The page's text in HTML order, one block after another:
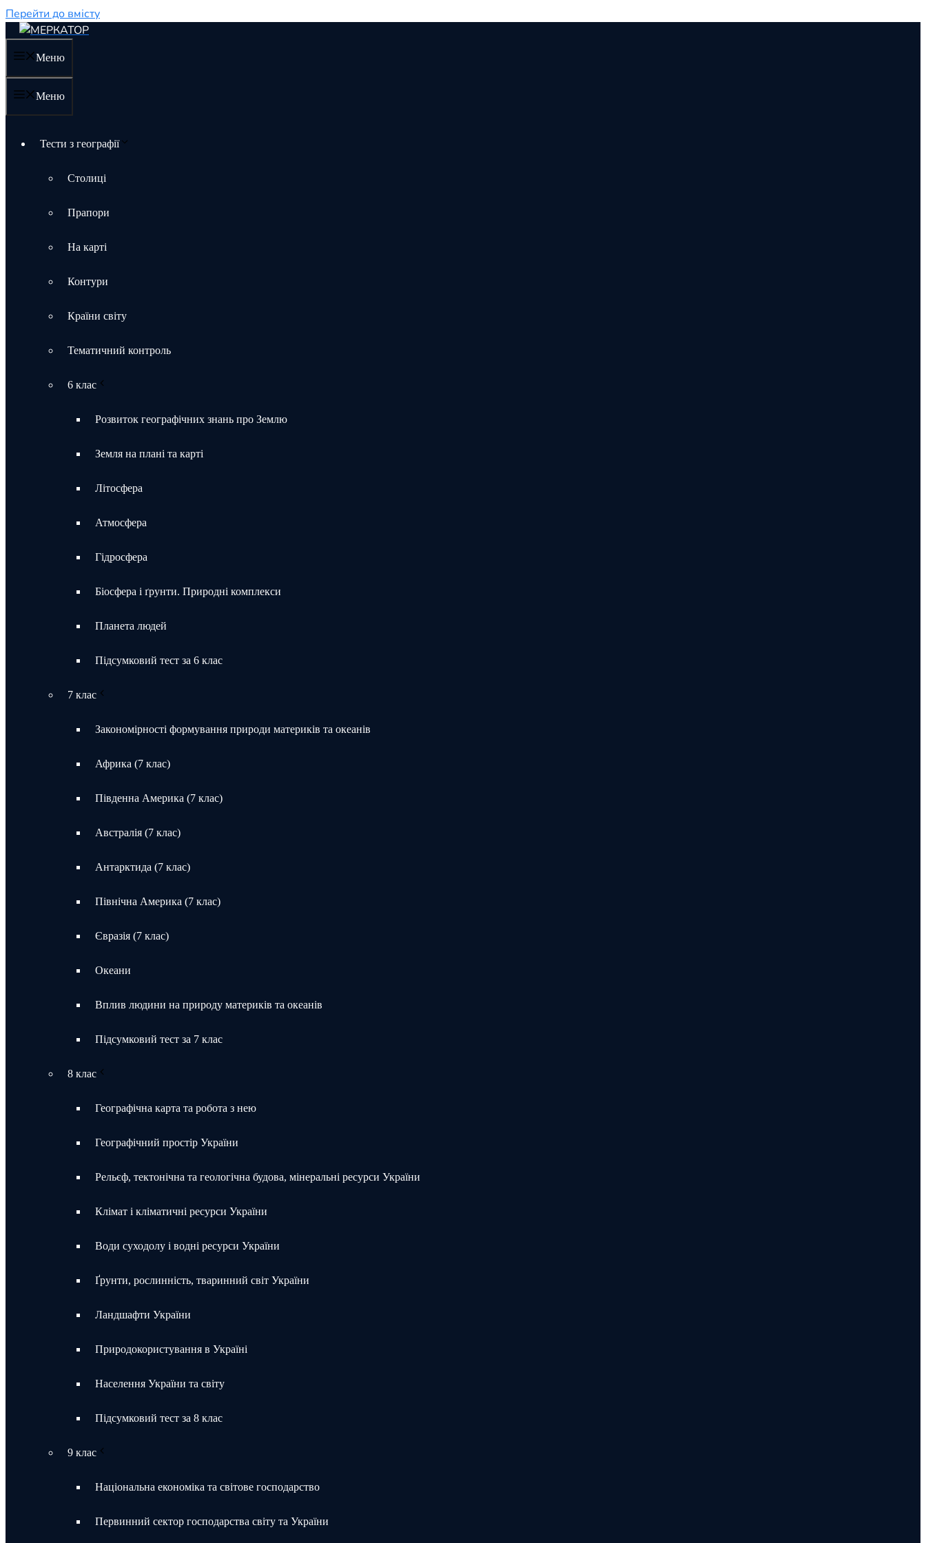
Перейти до вмісту
Меню
Меню
Тести з географії
Столиці
Прапори
На карті
Контури
Країни світу
Тематичний контроль
6 клас
Розвиток географічних знань про Землю
Земля на плані та карті
Літосфера
Атмосфера
Гідросфера
Біосфера і ґрунти. Природні комплекси
Планета людей
Підсумковий тест за 6 клас
7 клас
Закономірності формування природи материків та океанів
Африка (7 клас)
Південна Америка (7 клас)
Австралія (7 клас)
Антарктида (7 клас)
Північна Америка (7 клас)
Євразія (7 клас)
Океани
Вплив людини на природу материків та океанів
Підсумковий тест за 7 клас
8 клас
Географічна карта та робота з нею
Географічний простір України
Рельєф, тектонічна та геологічна будова, мінеральні ресурси України
Клімат і кліматичні ресурси України
Води суходолу і водні ресурси України
Ґрунти, рослинність, тваринний світ України
Ландшафти України
Природокористування в Україні
Населення України та світу
Підсумковий тест за 8 клас
9 клас
Національна економіка та світове господарство
Первинний сектор господарства світу та України